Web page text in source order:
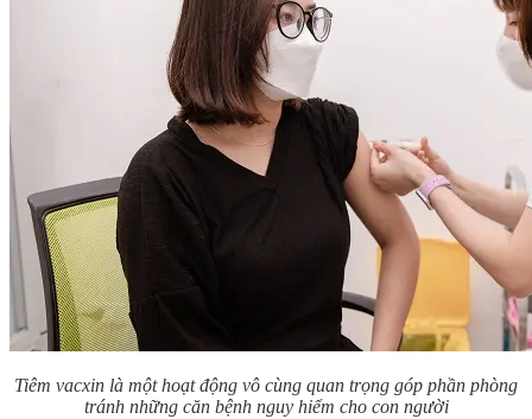
Tiêm vacxin là một hoạt động vô cùng quan trọng góp phần phòng
tránh những căn bệnh nguy hiểm cho con người